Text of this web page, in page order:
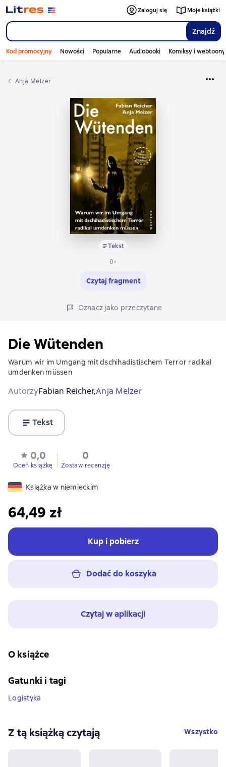
Znajdź
Zaloguj się Moje książki
Kod promocyjny Nowości Popularne Audiobooki Komiksy i webtoony
Anja Melzer
Tekst
0+
Czytaj fragment
Oznacz jako przeczytane
Die Wütenden
Warum wir im Umgang mit dschihadistischem Terror radikal
umdenken müssen
AutorzyFabian Reicher,Anja Melzer
Tekst
0,0
Oceń książkę
0
Zostaw recenzję
Książka w niemieckim
64,49 zł
Kup i pobierz
Dodać do koszyka
Czytaj w aplikacji
O książce
Gatunki i tagi
Logistyka
Z tą książką czytają Wszystko